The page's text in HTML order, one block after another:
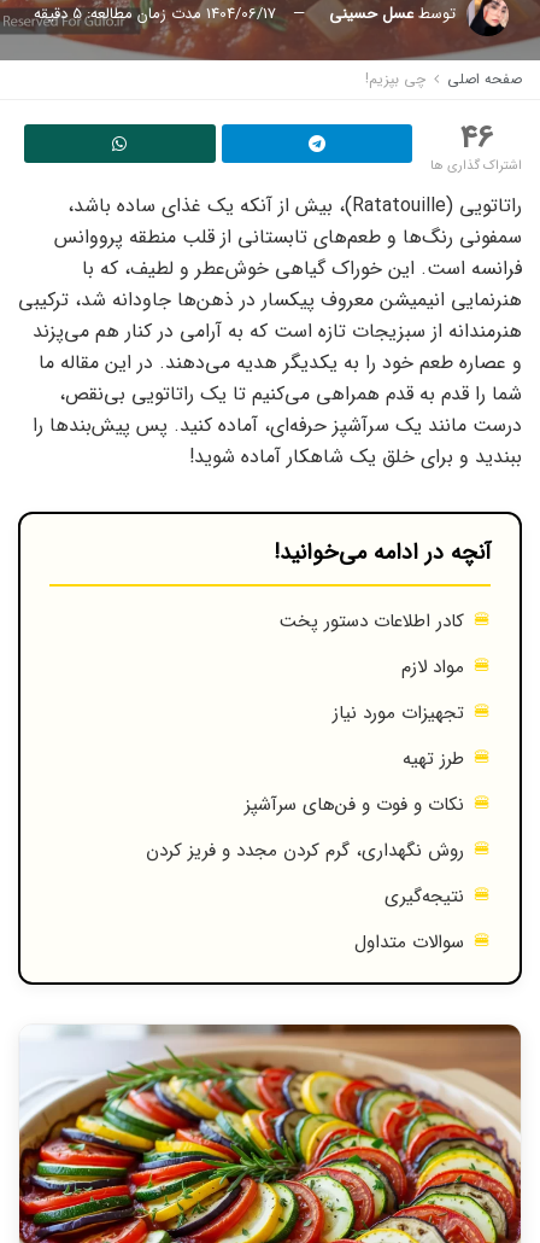
توسطعسل حسینی 1404/06/17مدت زمان مطالعه: 5 دقیقه
صفحه اصلی چی بپزیم!
46
اشتراک گذاری ها
راتاتویی (Ratatouille)، بیش از آنکه یک غذای ساده باشد،
سمفونی رنگ‌ها و طعم‌های تابستانی از قلب منطقه پرووانس
فرانسه است. این خوراک گیاهی خوش‌عطر و لطیف، که با
هنرنمایی انیمیشن معروف پیکسار در ذهن‌ها جاودانه شد، ترکیبی
هنرمندانه از سبزیجات تازه است که به آرامی در کنار هم می‌پزند
و عصاره طعم خود را به یکدیگر هدیه می‌دهند. در این مقاله ما
شما را قدم به قدم همراهی می‌کنیم تا یک راتاتویی بی‌نقص،
درست مانند یک سرآشپز حرفه‌ای، آماده کنید. پس پیش‌بندها را
ببندید و برای خلق یک شاهکار آماده شوید!
آنچه در ادامه می‌خوانید!
کادر اطلاعات دستور پخت
مواد لازم
تجهیزات مورد نیاز
طرز تهیه
نکات و فوت و فن‌های سرآشپز
روش نگهداری، گرم کردن مجدد و فریز کردن
نتیجه‌گیری
سوالات متداول